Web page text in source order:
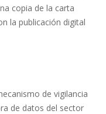
copia de la carta
la publicación digital
de vigilancia
de datos del sector